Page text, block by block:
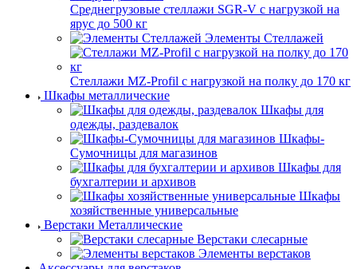
Среднегрузовые стеллажи SGR-V с нагрузкой на
ярус до 500 кг
Элементы Стеллажей
Стеллажи MZ-Profil с нагрузкой на полку до 170 кг
Шкафы металлические
Шкафы для
одежды, раздевалок
Шкафы-
Сумочницы для магазинов
Шкафы для
бухгалтерии и архивов
Шкафы
хозяйственные универсальные
Верстаки Металлические
Верстаки слесарные
Элементы верстаков